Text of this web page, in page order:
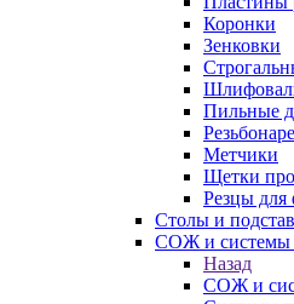
Коронки
Зенковки
Пильные
Метчики
Щетки
Резцы для
Столы и
СОЖ и системы
Назад
СОЖ и